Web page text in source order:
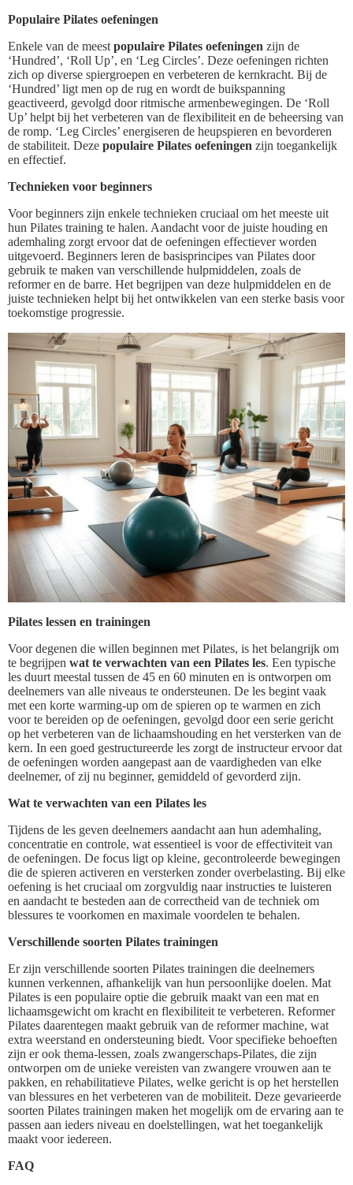
Populaire Pilates oefeningen
Enkele van de meest populaire Pilates oefeningen zijn de
‘Hundred’, ‘Roll Up’, en ‘Leg Circles’. Deze oefeningen richten
zich op diverse spiergroepen en verbeteren de kernkracht. Bij de
‘Hundred’ ligt men op de rug en wordt de buikspanning
geactiveerd, gevolgd door ritmische armenbewegingen. De ‘Roll
Up’ helpt bij het verbeteren van de flexibiliteit en de beheersing van
de romp. ‘Leg Circles’ energiseren de heupspieren en bevorderen
de stabiliteit. Deze populaire Pilates oefeningen zijn toegankelijk
en effectief.
Technieken voor beginners
Voor beginners zijn enkele technieken cruciaal om het meeste uit
hun Pilates training te halen. Aandacht voor de juiste houding en
ademhaling zorgt ervoor dat de oefeningen effectiever worden
uitgevoerd. Beginners leren de basisprincipes van Pilates door
gebruik te maken van verschillende hulpmiddelen, zoals de
reformer en de barre. Het begrijpen van deze hulpmiddelen en de
juiste technieken helpt bij het ontwikkelen van een sterke basis voor
toekomstige progressie.
Pilates lessen en trainingen
Voor degenen die willen beginnen met Pilates, is het belangrijk om
te begrijpen wat te verwachten van een Pilates les. Een typische
les duurt meestal tussen de 45 en 60 minuten en is ontworpen om
deelnemers van alle niveaus te ondersteunen. De les begint vaak
met een korte warming-up om de spieren op te warmen en zich
voor te bereiden op de oefeningen, gevolgd door een serie gericht
op het verbeteren van de lichaamshouding en het versterken van de
kern. In een goed gestructureerde les zorgt de instructeur ervoor dat
de oefeningen worden aangepast aan de vaardigheden van elke
deelnemer, of zij nu beginner, gemiddeld of gevorderd zijn.
Wat te verwachten van een Pilates les
Tijdens de les geven deelnemers aandacht aan hun ademhaling,
concentratie en controle, wat essentieel is voor de effectiviteit van
de oefeningen. De focus ligt op kleine, gecontroleerde bewegingen
die de spieren activeren en versterken zonder overbelasting. Bij elke
oefening is het cruciaal om zorgvuldig naar instructies te luisteren
en aandacht te besteden aan de correctheid van de techniek om
blessures te voorkomen en maximale voordelen te behalen.
Verschillende soorten Pilates trainingen
Er zijn verschillende soorten Pilates trainingen die deelnemers
kunnen verkennen, afhankelijk van hun persoonlijke doelen. Mat
Pilates is een populaire optie die gebruik maakt van een mat en
lichaamsgewicht om kracht en flexibiliteit te verbeteren. Reformer
Pilates daarentegen maakt gebruik van de reformer machine, wat
extra weerstand en ondersteuning biedt. Voor specifieke behoeften
zijn er ook thema-lessen, zoals zwangerschaps-Pilates, die zijn
ontworpen om de unieke vereisten van zwangere vrouwen aan te
pakken, en rehabilitatieve Pilates, welke gericht is op het herstellen
van blessures en het verbeteren van de mobiliteit. Deze gevarieerde
soorten Pilates trainingen maken het mogelijk om de ervaring aan te
passen aan ieders niveau en doelstellingen, wat het toegankelijk
maakt voor iedereen.
FAQ